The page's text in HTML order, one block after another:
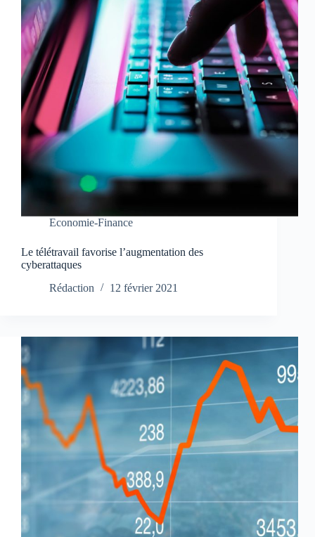
Economie-Finance
Le télétravail favorise l’augmentation des
cyberattaques
Rédaction
12 février 2021